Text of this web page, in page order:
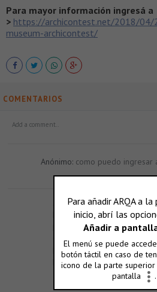
Para mayor información ingresá a
> https://archicontest.net/2018/04/
museum-archicontest/
COMENTARIOS
Anónimo: como puedo ingresar
arqa.editorial@gmail.com:
https://
prague-archicontest-
de cómo pagar la
propuestas. Cualquier
preguntándonos. ¡Saludos!